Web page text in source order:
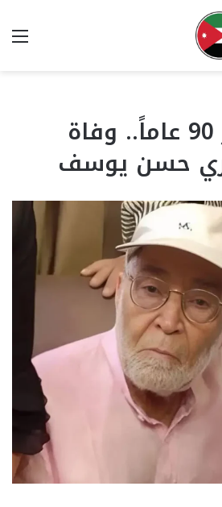
عن عمر ناهز 90 عاماً.. وفاة
حسن يوسف